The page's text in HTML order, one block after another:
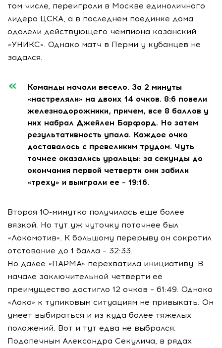
том числе, переиграли в Москве единоличного
лидера ЦСКА, а в последнем поединке дома
одолели действующего чемпиона казанский
«УНИКС». Однако матч в Перми у кубанцев не
задался.
Команды начали весело. За 2 минуты
«настреляли» на двоих 14 очков. 8:6 повели
железнодорожники, причем, все 8 баллов у
них набрал Джейлен Барфорд. Но затем
результативность упала. Каждое очко
доставалось с превеликим трудом. Чуть
точнее оказались уральцы: за секунды до
окончания первой четверти они забили
«треху» и выиграли ее – 19:16.
Вторая 10-минутка получилась еще более
вязкой. Но тут уж чуточку поточнее был
«Локомотив». К большому перерыву он сократил
отставание до 1 балла – 32:33.
Но далее «ПАРМА» перехватила инициативу. В
начале заключительной четверти ее
преимущество достигло 12 очков – 61:49. Однако
«Локо» к тупиковым ситуациям не привыкать. Он
умеет выбираться и из куда более тяжелых
положений. Вот и тут едва не выбрался.
Подопечным Александра Секулича, в рядах